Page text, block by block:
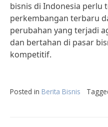
bisnis di Indonesia perlu
perkembangan terbaru
perubahan yang terjadi
dan bertahan di pasar
kompetitif.
Posted in Berita Bisnis